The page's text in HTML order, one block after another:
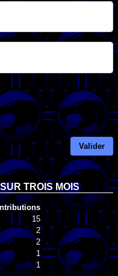
Valider
TROIS MOIS
15
2
2
1
1